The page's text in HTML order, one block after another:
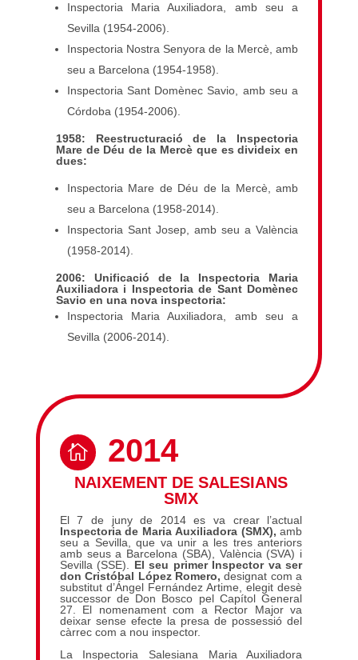
Inspectoria Maria Auxiliadora, amb seu a
Sevilla (1954-2006).
Inspectoria Nostra Senyora de la Mercè, amb
seu a Barcelona (1954-1958).
Inspectoria Sant Domènec Savio, amb seu a
Córdoba (1954-2006).
1958: Reestructuració de la Inspectoria
Mare de Déu de la Mercè que es divideix en
dues:
Inspectoria Mare de Déu de la Mercè, amb
seu a Barcelona (1958-2014).
Inspectoria Sant Josep, amb seu a València
(1958-2014).
2006: Unificació de la Inspectoria Maria
Auxiliadora i Inspectoria de Sant Domènec
Savio en una nova inspectoria:
Inspectoria Maria Auxiliadora, amb seu a
Sevilla (2006-2014).
 2014
NAIXEMENT DE SALESIANS
SMX
El 7 de juny de 2014 es va crear l’actual
Inspectoria de Maria Auxiliadora (SMX), amb
seu a Sevilla, que va unir a les tres anteriors
amb seus a Barcelona (SBA), València (SVA) i
Sevilla (SSE). El seu primer Inspector va ser
don Cristóbal López Romero, designat com a
substitut d’Ángel Fernández Artime, elegit desè
successor de Don Bosco pel Capítol General
27. El nomenament com a Rector Major va
deixar sense efecte la presa de possessió del
càrrec com a nou inspector.
La Inspectoria Salesiana Maria Auxiliadora